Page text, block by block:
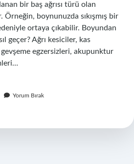
bir baş ağrısı türü olan
Örneğin, boynunuzda sıkışmış bir
ortaya çıkabilir. Boyundan
geçer? Ağrı kesiciler, kas
egzersizleri, akupunktur
Yorum Bırak